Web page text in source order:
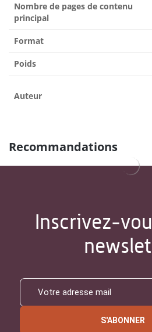
Nombre de pages de contenu
principal
Format
Poids
Auteur
Recommandations
Inscrivez-
S'ABONNER